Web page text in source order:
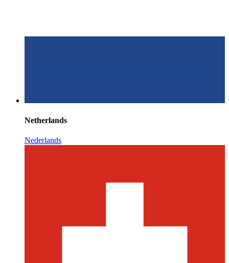
Netherlands
Nederlands